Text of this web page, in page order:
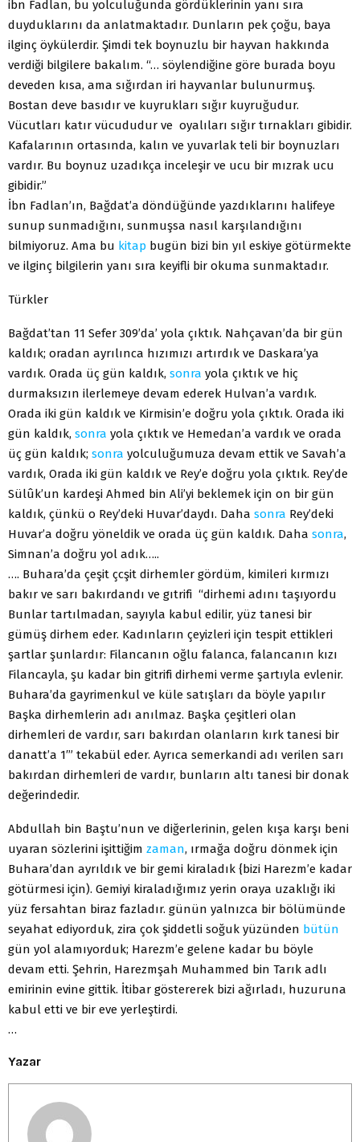
ibn Fadlan, bu yolculuğunda gördüklerinin yanı sıra
duyduklarını da anlatmaktadır. Dunların pek çoğu, baya
ilginç öykülerdir. Şimdi tek boynuzlu bir hayvan hakkında
verdiği bilgilere bakalım. “… söylendiğine göre burada boyu
deveden kısa, ama sığırdan iri hayvanlar bulunurmuş.
Bostan deve basıdır ve kuyrukları sığır kuyruğudur.
Vücutları katır vücududur ve oyalıları sığır tırnakları gibidir.
Kafalarının ortasında, kalın ve yuvarlak teli bir boynuzları
vardır. Bu boynuz uzadıkça inceleşir ve ucu bir mızrak ucu
gibidir.”
İbn Fadlan’ın, Bağdat’a döndüğünde yazdıklarını halifeye
sunup sunmadığını, sunmuşsa nasıl karşılandığını
bilmiyoruz. Ama bu kitap bugün bizi bin yıl eskiye götürmekte
ve ilginç bilgilerin yanı sıra keyifli bir okuma sunmaktadır.
Türkler
Bağdat’tan 11 Sefer 309’da’ yola çıktık. Nahçavan’da bir gün
kaldık; oradan ayrılınca hızımızı artırdık ve Daskara’ya
vardık. Orada üç gün kaldık, sonra yola çıktık ve hiç
durmaksızın ilerlemeye devam ederek Hulvan’a vardık.
Orada iki gün kaldık ve Kirmisin’e doğru yola çıktık. Orada iki
gün kaldık, sonra yola çıktık ve Hemedan’a vardık ve orada
üç gün kaldık; sonra yolculuğumuza devam ettik ve Savah’a
vardık, Orada iki gün kaldık ve Rey’e doğru yola çıktık. Rey’de
Sülûk’un kardeşi Ahmed bin Ali’yi beklemek için on bir gün
kaldık, çünkü o Rey’deki Huvar’daydı. Daha sonra Rey’deki
Huvar’a doğru yöneldik ve orada üç gün kaldık. Daha sonra,
Simnan’a doğru yol adık…..
…. Buhara’da çeşit çcşit dirhemler gördüm, kimileri kırmızı
bakır ve sarı bakırdandı ve gıtrifi “dirhemi adını taşıyordu
Bunlar tartılmadan, sayıyla kabul edilir, yüz tanesi bir
gümüş dirhem eder. Kadınların çeyizleri için tespit ettikleri
şartlar şunlardır: Filancanın oğlu falanca, falancanın kızı
Filancayla, şu kadar bin gitrifi dirhemi verme şartıyla evlenir.
Buhara’da gayrimenkul ve küle satışları da böyle yapılır
Başka dirhemlerin adı anılmaz. Başka çeşitleri olan
dirhemleri de vardır, sarı bakırdan olanların kırk tanesi bir
danatt’a 1′” tekabül eder. Ayrıca semerkandi adı verilen sarı
bakırdan dirhemleri de vardır, bunların altı tanesi bir donak
değerindedir.
Abdullah bin Baştu’nun ve diğerlerinin, gelen kışa karşı beni
uyaran sözlerini işittiğim zaman, ırmağa doğru dönmek için
Buhara’dan ayrıldık ve bir gemi kiraladık {bizi Harezm’e kadar
götürmesi için). Gemiyi kiraladığımız yerin oraya uzaklığı iki
yüz fersahtan biraz fazladır. günün yalnızca bir bölümünde
seyahat ediyorduk, zira çok şiddetli soğuk yüzünden bütün
gün yol alamıyorduk; Harezm’e gelene kadar bu böyle
devam etti. Şehrin, Harezmşah Muhammed bin Tarık adlı
emirinin evine gittik. İtibar göstererek bizi ağırladı, huzuruna
kabul etti ve bir eve yerleştirdi.
…
Yazar